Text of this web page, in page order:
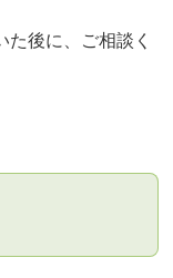
た後に、ご相談く